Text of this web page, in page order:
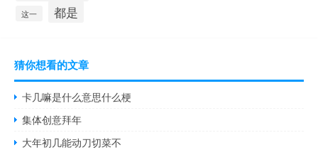
这一 都是
猜你想看的文章
卡几嘛是什么意思什么梗
集体创意拜年
大年初几能动刀切菜不